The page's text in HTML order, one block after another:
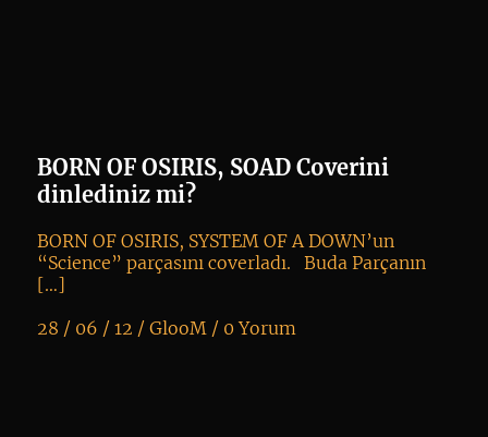
BORN OF OSIRIS, SOAD Coverini
dinlediniz mi?
BORN OF OSIRIS, SYSTEM OF A DOWN’un
“Science” parçasını coverladı. Buda Parçanın
[…]
28 / 06 / 12 / GlooM/ 0 Yorum